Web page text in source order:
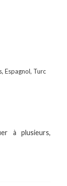
Espagnol, Turc
à plusieurs,